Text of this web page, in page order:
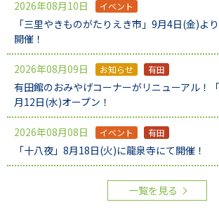
2026年08月10日 イベント
「三里やきものがたりえき市」9月4日(金)よ
開催！
2026年08月09日 お知らせ 有田
有田館のおみやげコーナーがリニューアル！
月12日(水)オープン！
2026年08月08日 イベント 有田
「十八夜」8月18日(火)に龍泉寺にて開催！
一覧を見る